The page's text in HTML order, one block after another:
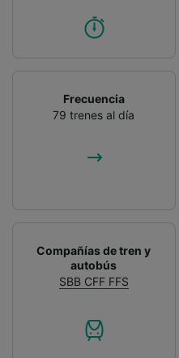
Frecuencia
79 trenes al día
Compañías de tren y
autobús
SBB CFF FFS